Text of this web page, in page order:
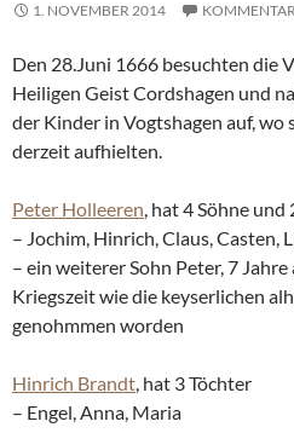
1. NOVEMBER 2014
Den 28.Juni 1666 besuchten die
Heiligen Geist Cordshagen und
der Kinder in Vogtshagen auf, wo
derzeit aufhielten.
Peter Holleeren, hat 4 Söhne und
– Jochim, Hinrich, Claus, Casten,
– ein weiterer Sohn Peter, 7
Kriegszeit wie die keyserlichen
genohmmen worden
Hinrich Brandt, hat 3 Töchter
– Engel, Anna, Maria